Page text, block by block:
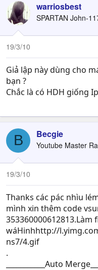
warriosbest
SPARTAN John-
19/3/10
Giả lập này dùng cho
bạn ?
Chắc là có HDH giống
B Becgie
Youtube Master
19/3/10
Thanks các pác nhìu
mình xin thêm code
353360000612813.Làm
wáHinhhttp://
ns7/4.gif
.
___________Auto